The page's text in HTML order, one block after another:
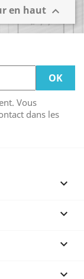
en haut 
Vous
dans les



